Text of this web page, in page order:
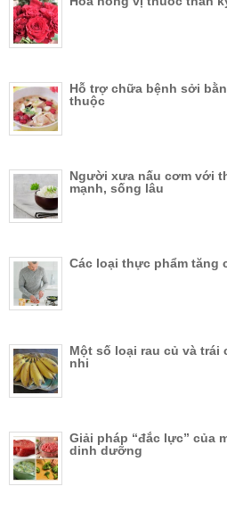
Hỗ trợ chữa bệnh sởi
thuộc
Người xưa nấu cơm với
mạnh, sống lâu
Các loại thực phẩm tăng
Một số loại rau củ và
nhi
Giải pháp “đắc lực” của
dinh dưỡng